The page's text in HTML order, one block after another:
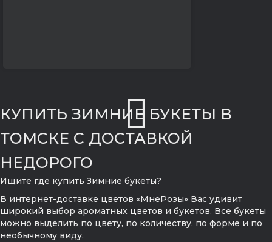
КУПИТЬ ЗИМНИЕ БУКЕТЫ В
ТОМСКЕ С ДОСТАВКОЙ
НЕДОРОГО
Ищите где купить Зимние букеты?
В интернет-доставке цветов «МнеРозы» Вас удивит
широкий выбор ароматных цветов и букетов. Все букеты
можно выделить по цвету, по количеству, по форме и по
необычному виду.